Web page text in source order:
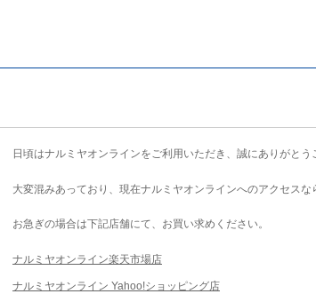
日頃はナルミヤオンラインをご利用いただき、誠にありがとう
大変混みあっており、現在ナルミヤオンラインへのアクセスな
お急ぎの場合は下記店舗にて、お買い求めください。
ナルミヤオンライン楽天市場店
ナルミヤオンライン Yahoo!ショッピング店